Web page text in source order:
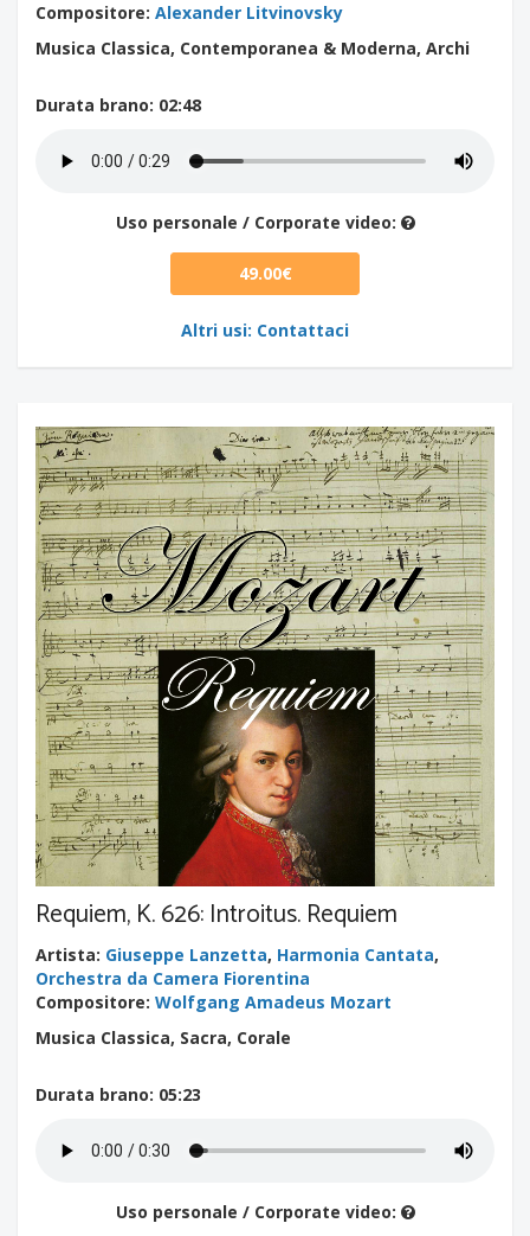
Compositore: Alexander Litvinovsky
Musica Classica, Contemporanea & Moderna, Archi
Durata brano: 02:48
Uso personale / Corporate video:
49.00€
Altri usi: Contattaci
Requiem, K. 626: Introitus. Requiem
Artista: Giuseppe Lanzetta, Harmonia Cantata,
Orchestra da Camera Fiorentina
Compositore: Wolfgang Amadeus Mozart
Musica Classica, Sacra, Corale
Durata brano: 05:23
Uso personale / Corporate video: